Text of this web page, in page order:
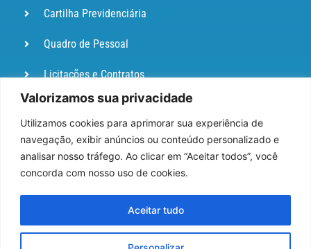
Valorizamos sua privacidade
Utilizamos cookies para aprimorar sua experiência de
navegação, exibir anúncios ou conteúdo personalizado e
analisar nosso tráfego. Ao clicar em “Aceitar todos”, você
concorda com nosso uso de cookies.
Aceitar tudo
Cartilha Previdenciária
Quadro de Pessoal
Licitações e Contratos
Portal de
Ouvidoria
DIÁRIO
OFICIAL
Pesquisa de Satisfação
Webmail